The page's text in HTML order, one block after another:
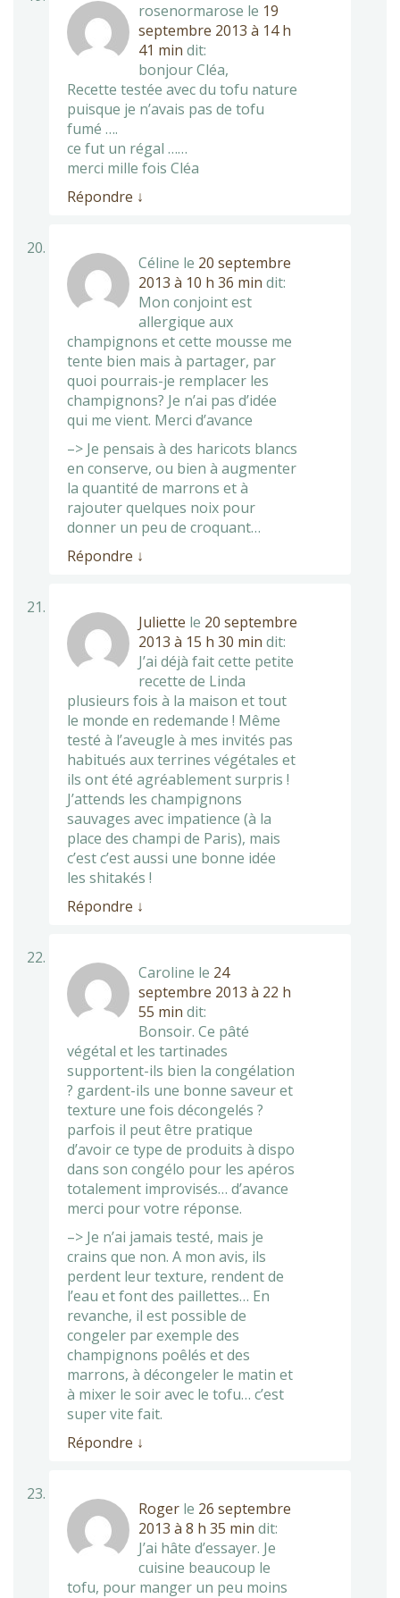
rosenormarose le 19
septembre 2013 à 14 h
41 min dit:
bonjour Cléa,
Recette testée avec du tofu nature
puisque je n’avais pas de tofu
fumé ….
ce fut un régal ……
merci mille fois Cléa
Répondre ↓
Céline le 20 septembre
2013 à 10 h 36 min dit:
Mon conjoint est
allergique aux
champignons et cette mousse me
tente bien mais à partager, par
quoi pourrais-je remplacer les
champignons? Je n’ai pas d’idée
qui me vient. Merci d’avance
–> Je pensais à des haricots blancs
en conserve, ou bien à augmenter
la quantité de marrons et à
rajouter quelques noix pour
donner un peu de croquant…
Répondre ↓
Juliette le 20 septembre
2013 à 15 h 30 min dit:
J’ai déjà fait cette petite
recette de Linda
plusieurs fois à la maison et tout
le monde en redemande ! Même
testé à l’aveugle à mes invités pas
habitués aux terrines végétales et
ils ont été agréablement surpris !
J’attends les champignons
sauvages avec impatience (à la
place des champi de Paris), mais
c’est c’est aussi une bonne idée
les shitakés !
Répondre ↓
Caroline le 24
septembre 2013 à 22 h
55 min dit:
Bonsoir. Ce pâté
végétal et les tartinades
supportent-ils bien la congélation
? gardent-ils une bonne saveur et
texture une fois décongelés ?
parfois il peut être pratique
d’avoir ce type de produits à dispo
dans son congélo pour les apéros
totalement improvisés… d’avance
merci pour votre réponse.
–> Je n’ai jamais testé, mais je
crains que non. A mon avis, ils
perdent leur texture, rendent de
l’eau et font des paillettes… En
revanche, il est possible de
congeler par exemple des
champignons poêlés et des
marrons, à décongeler le matin et
à mixer le soir avec le tofu… c’est
super vite fait.
Répondre ↓
Roger le 26 septembre
2013 à 8 h 35 min dit:
J’ai hâte d’essayer. Je
cuisine beaucoup le
tofu, pour manger un peu moins